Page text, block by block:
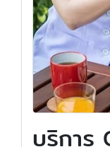
บริการ